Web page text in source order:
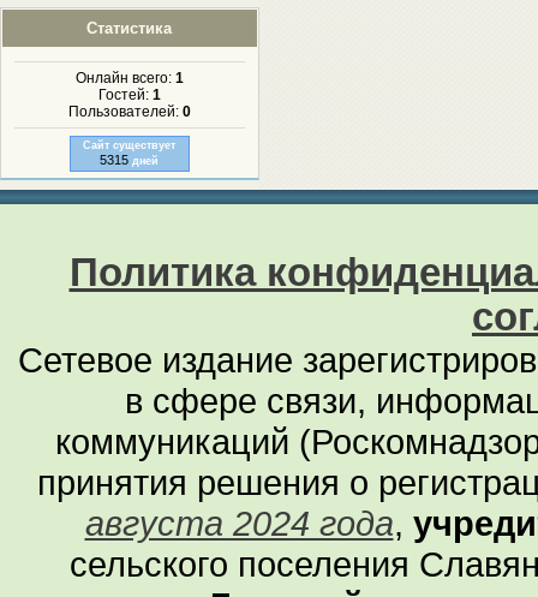
Статистика
Онлайн всего: 1
Гостей: 1
Пользователей: 0
Сайт существует
5315 дней
Политика
Сетевое издание
в сфере связи,
коммуникаций
принятия решения о
августа 2024 года,
сельского поселения